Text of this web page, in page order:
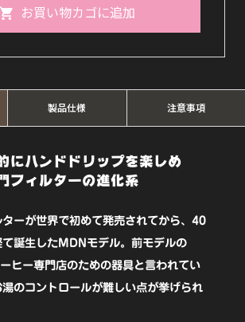
お買い物カゴに追加
製品仕様 注意事項
にハンドドリップを楽しめ
フィルターの進化系
ターが世界で初めて発売されてから、40
誕生したMDNモデル。前モデルの
ヒー専門店のための器具と言われてい
のコントロールが難しい点が挙げられ